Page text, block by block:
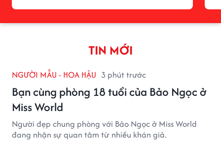
TIN MỚI
NGƯỜI MẪU - HOA HẬU 3 phút trước
Bạn cùng phòng 18 tuổi của Bảo Ngọc ở
Miss World
Người đẹp chung phòng với Bảo Ngọc ở Miss World
đang nhận sự quan tâm từ nhiều khán giả.